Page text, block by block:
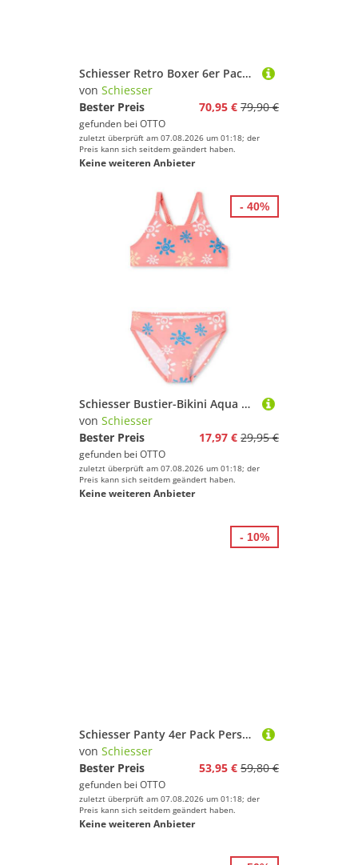
Schiesser Retro Boxer 6er Pack 95/5 Cotton (Spar-Set, 6-St) Long Short / Pant - Baumwolle - ohne Eingriff - Atmungsaktiv
von Schiesser
Bester Preis
70,95 € 79,90 €
gefunden bei OTTO
zuletzt überprüft am 07.08.2026 um 01:18; der
Preis kann sich seitdem geändert haben.
Keine weiteren Anbieter
Schiesser Bustier-Bikini Aqua Kids (2-St) bade-anzug bikini bra
von Schiesser
Bester Preis
17,97 € 29,95 €
gefunden bei OTTO
zuletzt überprüft am 07.08.2026 um 01:18; der
Preis kann sich seitdem geändert haben.
Keine weiteren Anbieter
- 40%
Schiesser Panty 4er Pack Personal Fit (Spar-Set, 4-St) Short Slip - Atmungsaktiv - Atmungsaktiv und feuchtigkeitsregulierend
von Schiesser
Bester Preis
53,95 € 59,80 €
gefunden bei OTTO
zuletzt überprüft am 07.08.2026 um 01:18; der
Preis kann sich seitdem geändert haben.
Keine weiteren Anbieter
- 10%